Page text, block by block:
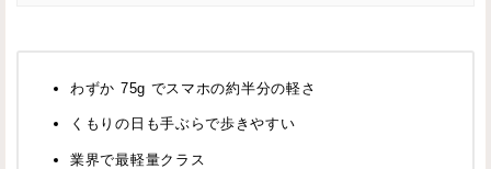
わずか 75g でスマホの約半分の軽さ
くもりの日も手ぶらで歩きやすい
業界で最軽量クラス